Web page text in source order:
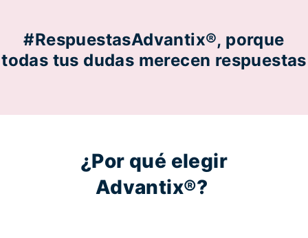
#RespuestasAdvantix®, porque
todas tus dudas merecen respuestas
¿Por qué elegir
Advantix®?